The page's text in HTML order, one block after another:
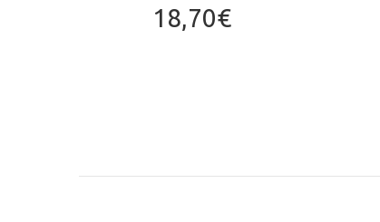
18,70€